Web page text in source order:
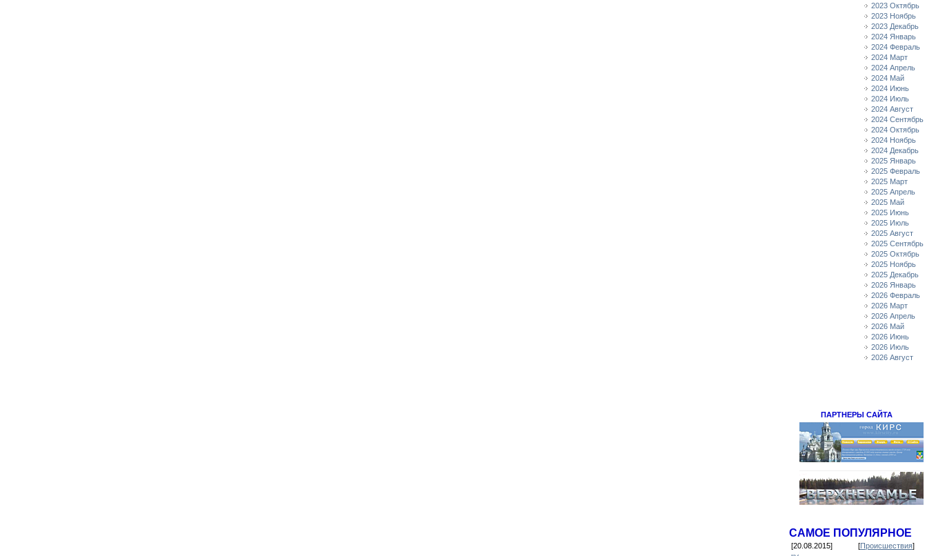
2023 Октябрь
2023 Ноябрь
2023 Декабрь
2024 Январь
2024 Февраль
2024 Март
2024 Апрель
2024 Май
2024 Июнь
2024 Июль
2024 Август
2024 Сентябрь
2024 Октябрь
2024 Ноябрь
2024 Декабрь
2025 Январь
2025 Февраль
2025 Март
2025 Апрель
2025 Май
2025 Июнь
2025 Июль
2025 Август
2025 Сентябрь
2025 Октябрь
2025 Ноябрь
2025 Декабрь
2026 Январь
2026 Февраль
2026 Март
2026 Апрель
2026 Май
2026 Июнь
2026 Июль
2026 Август
ПАРТНЕРЫ САЙТА
САМОЕ ПОПУЛЯРНОЕ
[20.08.2015] [Происшествия]